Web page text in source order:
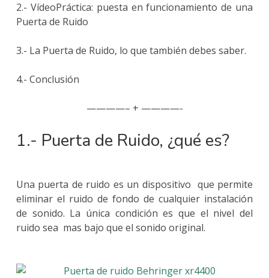
2.- VídeoPráctica: puesta en funcionamiento de una
Puerta de Ruido
3.- La Puerta de Ruido, lo que también debes saber.
4.- Conclusión
————– + ————-
1.- Puerta de Ruido, ¿qué es?
Una puerta de ruido es un dispositivo que permite
eliminar el ruido de fondo de cualquier instalación
de sonido. La única condición es que el nivel del
ruido sea mas bajo que el sonido original.